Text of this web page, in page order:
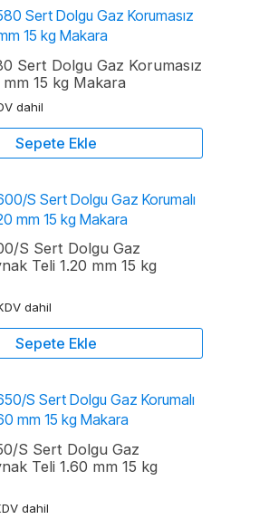
Sert Dolgu Gaz Korumasız
15 kg Makara
dahil
Sepete Ekle
S Sert Dolgu Gaz
Teli 1.20 mm 15 kg
dahil
Sepete Ekle
S Sert Dolgu Gaz
Teli 1.60 mm 15 kg
dahil